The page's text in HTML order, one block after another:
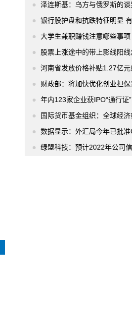
泽连斯基：乌方与俄罗斯的
银行股护盘和抗跌特征明显 有私募基
大学生兼职赚钱注意哪些事项 适
股票上涨途中的带上影线阳
河南省发放价格补贴1.27亿元惠及困难群
财政部：将加快优化创业担保贷款贴息
年内123家企业获IPO“通行证” 7家上市
国际货币基金组织：全球经济或
数据显示：外汇局今年已批准QFII投资
绿盟科技：预计2022年公司